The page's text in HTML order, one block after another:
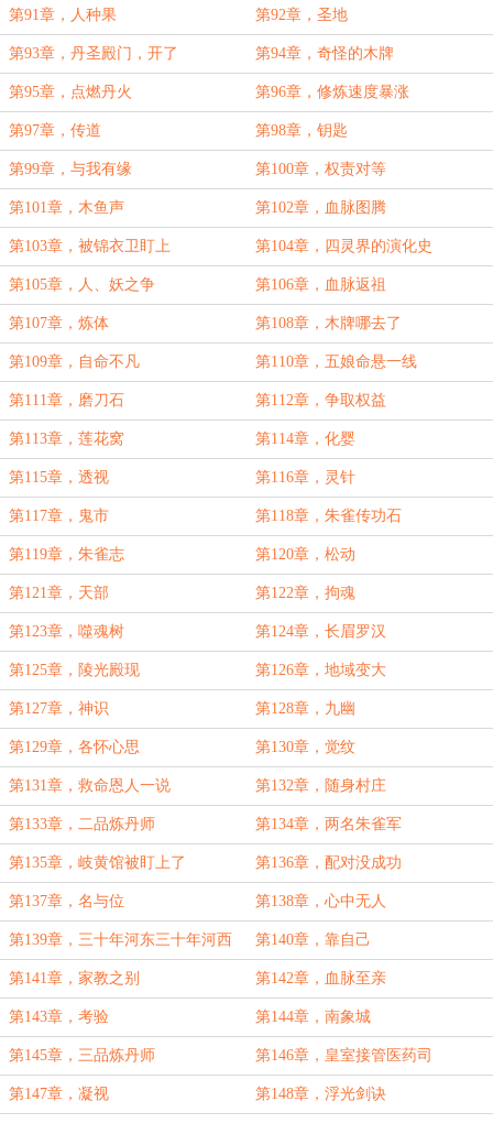
第91章，人种果 第92章，圣地
第93章，丹圣殿门，开了 第94章，奇怪的木牌
第95章，点燃丹火 第96章，修炼速度暴涨
第97章，传道 第98章，钥匙
第99章，与我有缘 第100章，权责对等
第101章，木鱼声 第102章，血脉图腾
第103章，被锦衣卫盯上 第104章，四灵界的演化史
第105章，人、妖之争 第106章，血脉返祖
第107章，炼体 第108章，木牌哪去了
第109章，自命不凡 第110章，五娘命悬一线
第111章，磨刀石 第112章，争取权益
第113章，莲花窝 第114章，化婴
第115章，透视 第116章，灵针
第117章，鬼市 第118章，朱雀传功石
第119章，朱雀志 第120章，松动
第121章，天部 第122章，拘魂
第123章，噬魂树 第124章，长眉罗汉
第125章，陵光殿现 第126章，地域变大
第127章，神识 第128章，九幽
第129章，各怀心思 第130章，觉纹
第131章，救命恩人一说 第132章，随身村庄
第133章，二品炼丹师 第134章，两名朱雀军
第135章，岐黄馆被盯上了 第136章，配对没成功
第137章，名与位 第138章，心中无人
第139章，三十年河东三十年河西 第140章，靠自己
第141章，家教之别 第142章，血脉至亲
第143章，考验 第144章，南象城
第145章，三品炼丹师 第146章，皇室接管医药司
第147章，凝视 第148章，浮光剑诀